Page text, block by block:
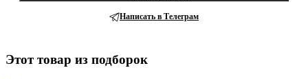
Написать в Телеграм
Этот товар из подборок